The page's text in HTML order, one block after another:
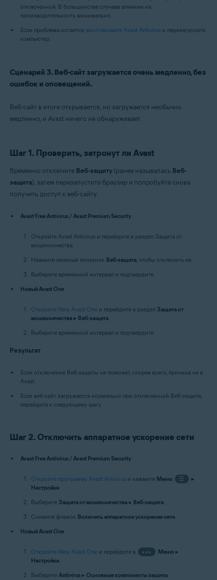
отключенной. В большинстве случаев влияние на
производительность минимально.
Если проблема остается, восстановите Avast Antivirus и перезагрузите
компьютер.
Сценарий 3. Веб-сайт загружается очень медленно, без
ошибок и оповещений.
Веб-сайт в итоге открывается, но загружается необычно
медленно, и Avast ничего не обнаруживает.
Шаг 1. Проверить, затронут ли Avast
Временно отключите Веб-защиту (ранее называлась Веб-
защита), затем перезапустите браузер и попробуйте снова
получить доступ к веб-сайту.
Avast Free Antivirus / Avast Premium Security
Откройте Avast Antivirus и перейдите в раздел Защита от
мошенничества.
Нажмите зеленый ползунок Веб-защита, чтобы отключить ее.
Выберите временной интервал и подтвердите.
Новый Avast One
Откройте New Avast One и перейдите в раздел Защита от
мошенничества ▸ Веб-защита.
Выберите временной интервал и подтвердите.
Результат
Если отключение Веб-защиты не поможет, скорее всего, причина не в
Avast.
Если веб-сайт загружается нормально при отключенной Веб-защите,
перейдите к следующему шагу.
Шаг 2. Отключить аппаратное ускорение сети
Avast Free Antivirus / Avast Premium Security
Откройте программу Avast Antivirus и нажмите Меню ☰
▸
Настройки.
Выберите Защита от мошенничества ▸ Веб-защита.
Снимите флажок Включить аппаратное ускорение сети.
Новый Avast One
Откройте New Avast One и перейдите в ••• Меню▸
Настройки.
Выберите Antivirus ▸ Основные компоненты защиты.